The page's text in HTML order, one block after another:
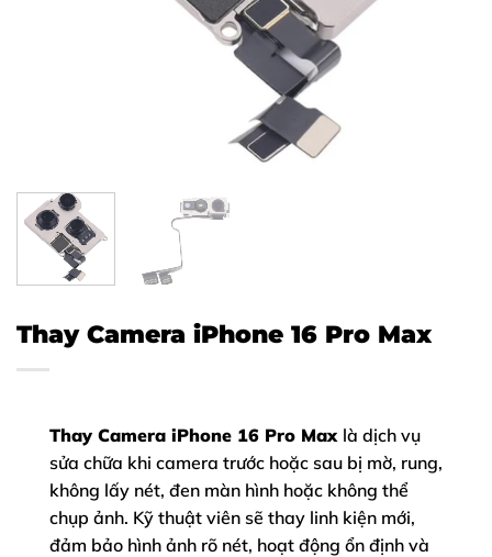
Thay Camera iPhone 16 Pro Max
Thay Camera iPhone 16 Pro Max là dịch vụ
sửa chữa khi camera trước hoặc sau bị mờ, rung,
không lấy nét, đen màn hình hoặc không thể
chụp ảnh. Kỹ thuật viên sẽ thay linh kiện mới,
đảm bảo hình ảnh rõ nét, hoạt động ổn định và